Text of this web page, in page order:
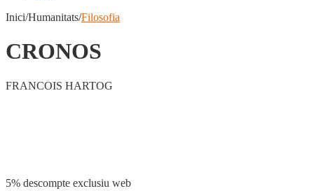
Inici/Humanitats/Filosofia
CRONOS
FRANCOIS HARTOG
5% descompte exclusiu web